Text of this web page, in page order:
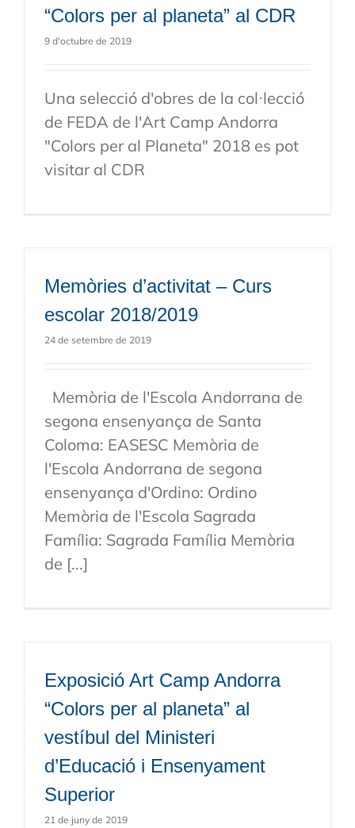
“Colors per al planeta” al CDR
9 d'octubre de 2019
Una selecció d'obres de la col·lecció
de FEDA de l'Art Camp Andorra
"Colors per al Planeta" 2018 es pot
visitar al CDR
Memòries d’activitat – Curs
escolar 2018/2019
24 de setembre de 2019
Memòria de l'Escola Andorrana de
segona ensenyança de Santa
Coloma: EASESC Memòria de
l'Escola Andorrana de segona
ensenyança d'Ordino: Ordino
Memòria de l'Escola Sagrada
Família: Sagrada Família Memòria
de [...]
Exposició Art Camp Andorra
“Colors per al planeta” al
vestíbul del Ministeri
d’Educació i Ensenyament
Superior
21 de juny de 2019